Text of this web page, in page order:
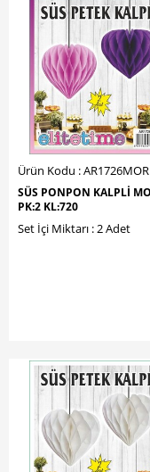
Ürün Kodu : AR1726MOR
SÜS PONPON KALPLİ
PK:2 KL:720
Set İçi Miktarı : 2 Adet